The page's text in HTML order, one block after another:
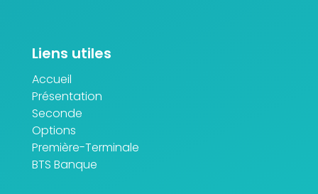
Liens utiles
Accueil
Présentation
Seconde
Options
Première-Terminale
BTS Banque